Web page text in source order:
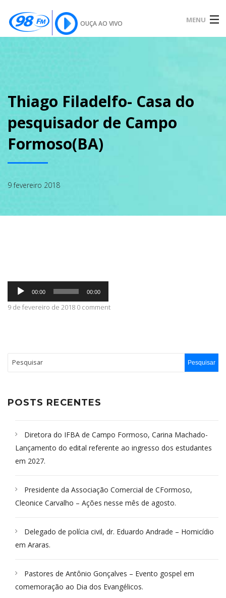
OUÇA AO VIVO MENU
SOBRE
NOTÍCIAS
CONTATO
Thiago Filadelfo- Casa do
pesquisador de Campo
Formoso(BA)
9 fevereiro 2018
Tocador
áudio
00:00 00:00
9 de fevereiro de 2018 0 comment
POSTS RECENTES
Diretora do IFBA de Campo Formoso, Carina Machado-
Lançamento do edital referente ao ingresso dos estudantes
em 2027.
Presidente da Associação Comercial de CFormoso,
Cleonice Carvalho – Ações nesse mês de agosto.
Delegado de polícia civil, dr. Eduardo Andrade – Homicídio
em Araras.
Pastores de Antônio Gonçalves – Evento gospel em
comemoração ao Dia dos Evangélicos.